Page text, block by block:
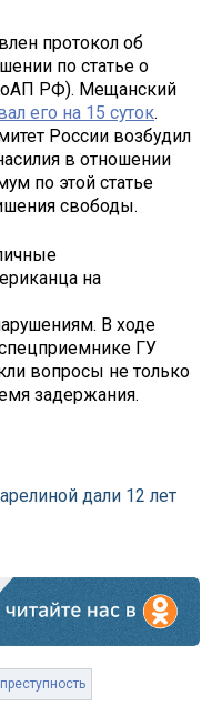
протокол об
по статье о
РФ). Мещанский
его на 15 суток.
России возбудил
в отношении
по этой статье
свободы.
на
В ходе
ГУ
вопросы не только
задержания.
дали 12 лет
преступность